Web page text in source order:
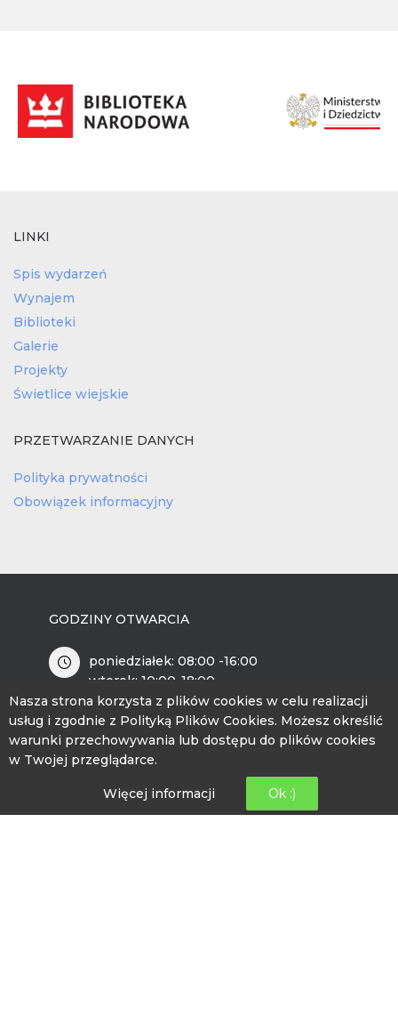
LINKI
Spis wydarzeń
Wynajem
Biblioteki
Galerie
Projekty
Świetlice wiejskie
PRZETWARZANIE DANYCH
Polityka prywatności
Obowiązek informacyjny
GODZINY OTWARCIA
poniedziałek: 08:00 -16:00
wtorek: 10:00-18:00
środa: 08:00 – 16:00
czwartek: 08:00-16:00
piątek: 12:00- 20:00
INFORMACJE KONTAKTOWE
Nasza strona korzysta z plików cookies w celu realizacji
usług i zgodnie z Polityką Plików Cookies. Możesz określić
warunki przechowywania lub dostępu do plików cookies
w Twojej przeglądarce.
Więcej informacji Ok :)